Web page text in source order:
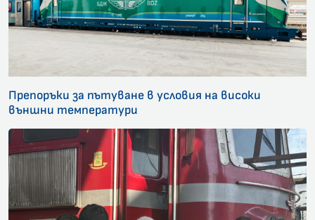
Препоръки за пътуване в условия на високи
външни температури